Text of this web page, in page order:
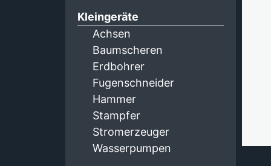
Kleingeräte
Achsen
Baumscheren
Erdbohrer
Fugenschneider
Hammer
Stampfer
Stromerzeuger
Wasserpumpen